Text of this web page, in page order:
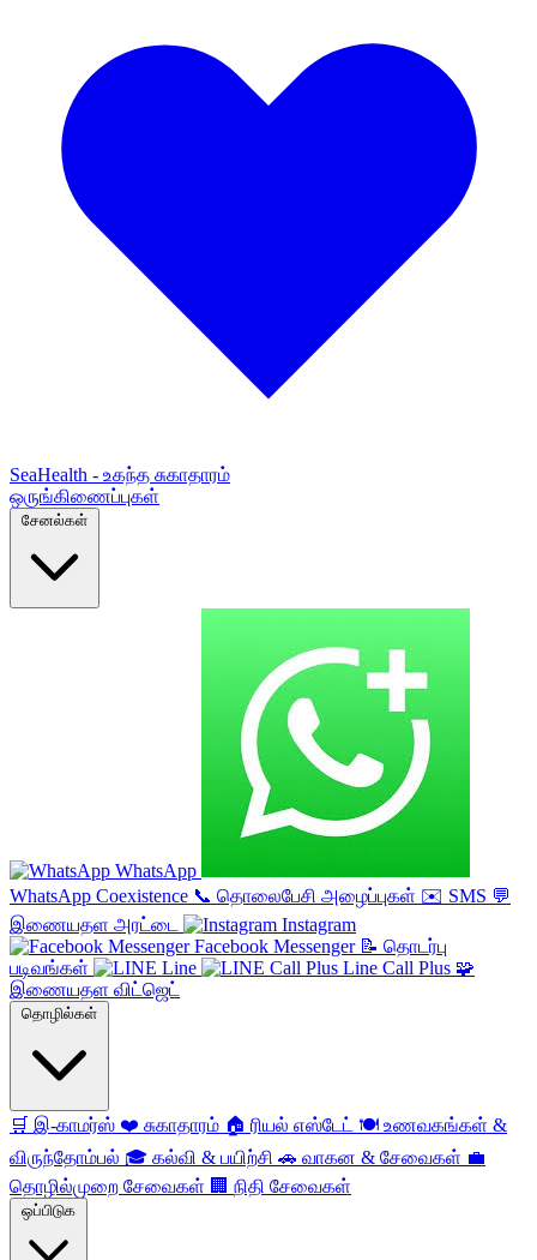
SeaHealth - உகந்த சுகாதாரம்
ஒருங்கிணைப்புகள்
சேனல்கள்
WhatsApp
WhatsApp Coexistence 📞 தொலைபேசி அழைப்புகள் ✉️ SMS 💬
இணையதள அரட்டை
Instagram
Facebook Messenger 📝 தொடர்பு
படிவங்கள்
Line Line Call Plus 🧩
இணையதள விட்ஜெட்
தொழில்கள்
🛒 இ-காமர்ஸ் ❤️ சுகாதாரம் 🏠 ரியல் எஸ்டேட் 🍽️ உணவகங்கள் &
விருந்தோம்பல் 🎓 கல்வி & பயிற்சி 🚗 வாகன & சேவைகள் 💼
தொழில்முறை சேவைகள் 🏢 நிதி சேவைகள்
ஒப்பிடுக